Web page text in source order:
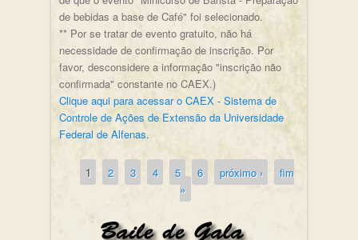
de bebidas a base de Café" foi selecionado.
** Por se tratar de evento gratuito, não há
necessidade de confirmação de inscrição. Por
favor, desconsidere a informação "inscrição não
confirmada" constante no CAEX.)
Clique aqui para acessar o CAEX - Sistema de
Controle de Ações de Extensão da Universidade
Federal de Alfenas.
Páginas
1 2 3 4 5 6 próximo ›
fim
»